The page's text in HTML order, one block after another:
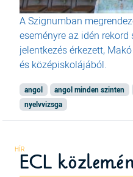
A Szignumban
eseményre az idén
jelentkezés érkezett,
és középiskolájából.
angol angol minden szinten
nyelvvizsga
ECL